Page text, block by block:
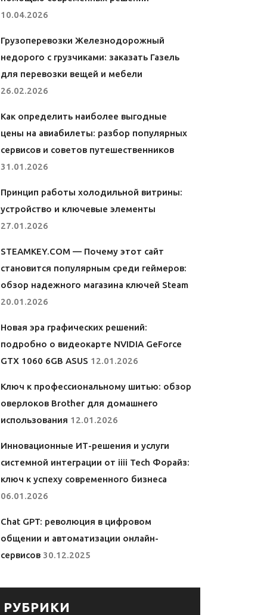
10.04.2026
Грузоперевозки Железнодорожный
недорого с грузчиками: заказать Газель
для перевозки вещей и мебели
26.02.2026
Как определить наиболее выгодные
цены на авиабилеты: разбор популярных
сервисов и советов путешественников
31.01.2026
Принцип работы холодильной витрины:
устройство и ключевые элементы
27.01.2026
STEAMKEY.COM — Почему этот сайт
становится популярным среди геймеров:
обзор надежного магазина ключей Steam
20.01.2026
Новая эра графических решений:
подробно о видеокарте NVIDIA GeForce
GTX 1060 6GB ASUS 12.01.2026
Ключ к профессиональному шитью: обзор
оверлоков Brother для домашнего
использования 12.01.2026
Инновационные ИТ-решения и услуги
системной интеграции от iiii Tech Форайз:
ключ к успеху современного бизнеса
06.01.2026
Chat GPT: революция в цифровом
общении и автоматизации онлайн-
сервисов 30.12.2025
РУБРИКИ